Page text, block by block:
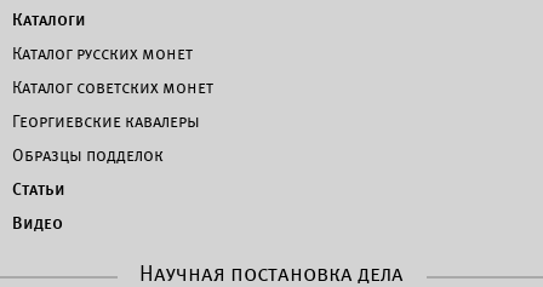
Каталоги
Каталог русских монет
Каталог советских монет
Георгиевские кавалеры
Образцы подделок
Статьи
Видео
Научная постановка дела